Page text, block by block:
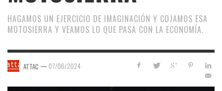
HAGAMOS UN EJERCICIO DE IMAGINACIÓN Y COJAMOS ESA
MOTOSIERRA Y VEAMOS LO QUE PASA CON LA ECONOMÍA.
ATTAC — 07/06/2024